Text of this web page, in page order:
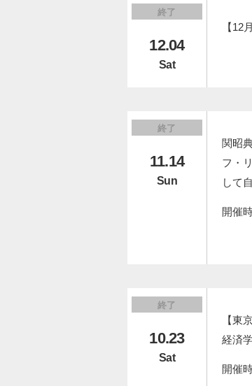
終了
12.04
Sat
【12
終了
11.14
Sun
関昭
フ・
して
開催
終了
10.23
Sat
【東
経済
開催